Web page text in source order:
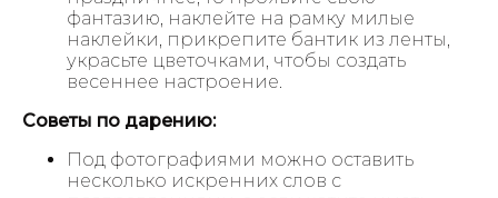
фантазию, наклейте на рамку милые
наклейки, прикрепите бантик из ленты,
украсьте цветочками, чтобы создать
весеннее настроение.
Советы по дарению:
Под фотографиями можно оставить
несколько искренних слов с